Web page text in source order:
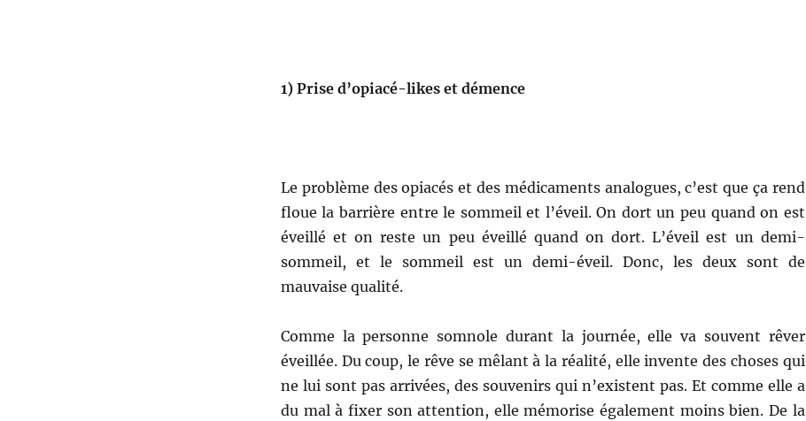
1) Prise d’opiacé-likes et démence
Le problème des opiacés et des médicaments analogues, c’est que ça rend
floue la barrière entre le sommeil et l’éveil. On dort un peu quand on est
éveillé et on reste un peu éveillé quand on dort. L’éveil est un demi-
sommeil, et le sommeil est un demi-éveil. Donc, les deux sont de
mauvaise qualité.
Comme la personne somnole durant la journée, elle va souvent rêver
éveillée. Du coup, le rêve se mêlant à la réalité, elle invente des choses qui
ne lui sont pas arrivées, des souvenirs qui n’existent pas. Et comme elle a
du mal à fixer son attention, elle mémorise également moins bien. De la